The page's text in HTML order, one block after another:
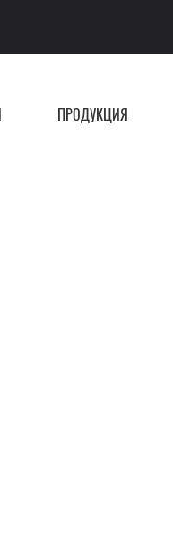
ПРОДУКЦИЯ